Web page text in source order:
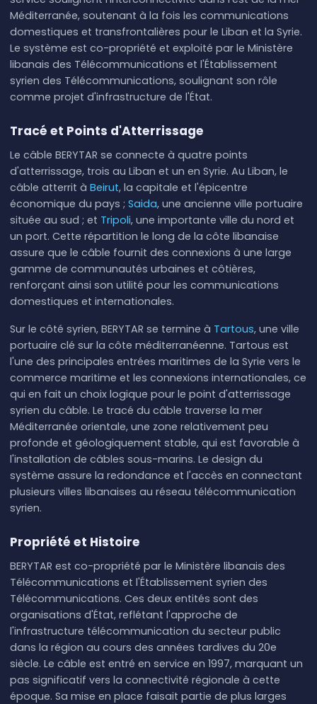
Méditerranée, soutenant à la fois les communications
domestiques et transfrontalières pour le Liban et la Syrie.
Le système est co-propriété et exploité par le Ministère
libanais des Télécommunications et l'Établissement
syrien des Télécommunications, soulignant son rôle
comme projet d'infrastructure de l'État.
Tracé et Points d'Atterrissage
Le câble BERYTAR se connecte à quatre points
d'atterrissage, trois au Liban et un en Syrie. Au Liban, le
câble atterrit à Beirut, la capitale et l'épicentre
économique du pays ; Saida, une ancienne ville portuaire
située au sud ; et Tripoli, une importante ville du nord et
un port. Cette répartition le long de la côte libanaise
assure que le câble fournit des connexions à une large
gamme de communautés urbaines et côtières,
renforçant ainsi son utilité pour les communications
domestiques et internationales.
Sur le côté syrien, BERYTAR se termine à Tartous, une ville
portuaire clé sur la côte méditerranéenne. Tartous est
l'une des principales entrées maritimes de la Syrie vers le
commerce maritime et les connexions internationales, ce
qui en fait un choix logique pour le point d'atterrissage
syrien du câble. Le tracé du câble traverse la mer
Méditerranée orientale, une zone relativement peu
profonde et géologiquement stable, qui est favorable à
l'installation de câbles sous-marins. Le design du
système assure la redondance et l'accès en connectant
plusieurs villes libanaises au réseau télécommunication
syrien.
Propriété et Histoire
BERYTAR est co-propriété par le Ministère libanais des
Télécommunications et l'Établissement syrien des
Télécommunications. Ces deux entités sont des
organisations d'État, reflétant l'approche de
l'infrastructure télécommunication du secteur public
dans la région au cours des années tardives du 20e
siècle. Le câble est entré en service en 1997, marquant un
pas significatif vers la connectivité régionale à cette
époque. Sa mise en place faisait partie de plus larges